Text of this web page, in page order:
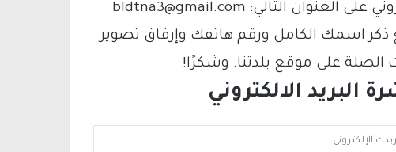
فيمكنك التواصل معنا عبر البريد الإلكتروني على العنوان التالي: bldtna3@gmail.com
ذكر اسمك الكامل ورقم هاتفك وإرفاق تصوير
على موقع بلدتنا. وشكرًا!
البريد الالكتروني